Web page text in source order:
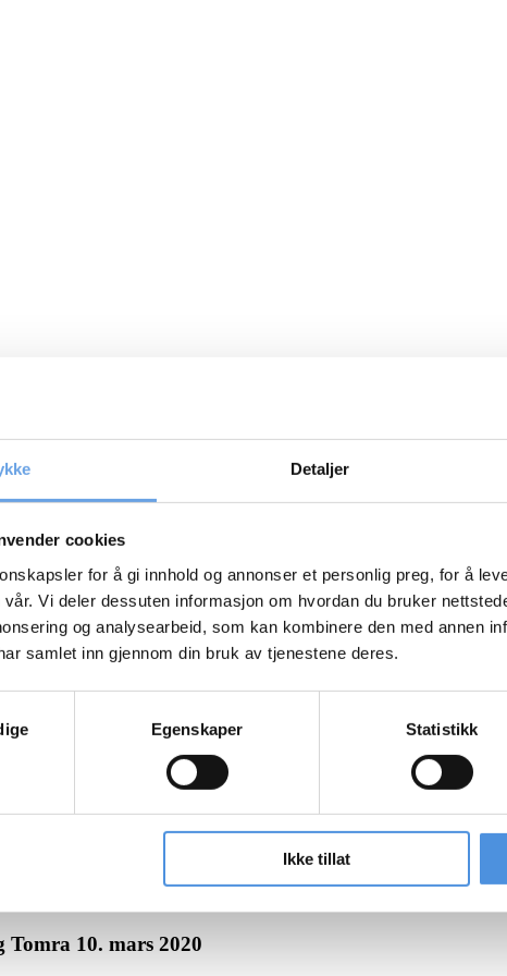
Detaljer
cookies
for å gi innhold og annonser et personlig preg, for å
Vi deler dessuten informasjon om hvordan du bruker
og analysearbeid, som kan kombinere den med annen
samlet inn gjennom din bruk av tjenestene deres.
Egenskaper Statistikk
Ikke tillat
11
fysisk til årsmøtet, men sende en epost til
Tomra 10. mars 2020